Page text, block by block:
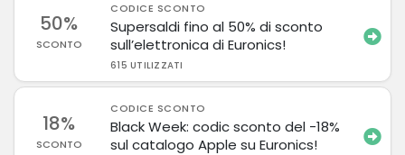
50%
SCONTO
CODICE SCONTO
Supersaldi fino al 50% di sconto
sull’elettronica di Euronics!
615 UTILIZZATI
18%
SCONTO
CODICE SCONTO
Black Week: codic sconto del -18%
sul catalogo Apple su Euronics!